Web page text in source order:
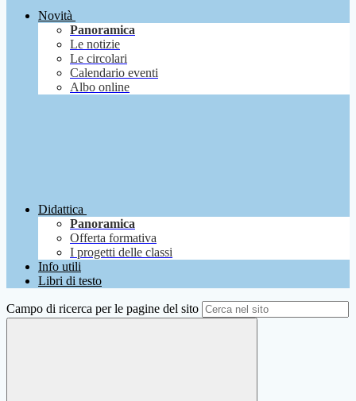
Novità
Panoramica
Le notizie
Le circolari
Calendario eventi
Albo online
Didattica
Panoramica
Offerta formativa
I progetti delle classi
Info utili
Libri di testo
Campo di ricerca per le pagine del sito